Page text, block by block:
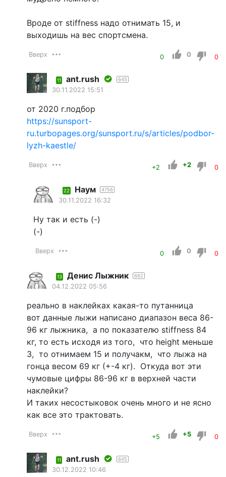
Вроде от stiffness надо отнимать 15, и
выходишь на вес спортсмена.
Вверх 0 0 0
11 ant.rush 645
30.11.2022 15:51
от 2020 г.подбор
https://sunsport-
ru.turbopages.org/sunsport.ru/s/articles/podbor-
lyzh-kaestle/
Вверх +2 +2 0
22 Наум 4756
30.11.2022 16:32
Ну так и есть (-)
(-)
Вверх 0 0 0
13 Денис Лыжник 662
04.12.2022 05:56
реально в наклейках какая-то путанница
вот данные лыжи написано диапазон веса 86-
96 кг лыжника, а по показателю stiffness 84
кг, то есть исходя из того, что height меньше
3, то отнимаем 15 и получакм, что лыжа на
гонца весом 69 кг (+-4 кг). Откуда вот эти
чумовые цифры 86-96 кг в верхней части
наклейки?
И таких несостыковок очень много и не ясно
как все это трактовать.
Вверх +5 +5 0
11 ant.rush 645
30.12.2022 10:46